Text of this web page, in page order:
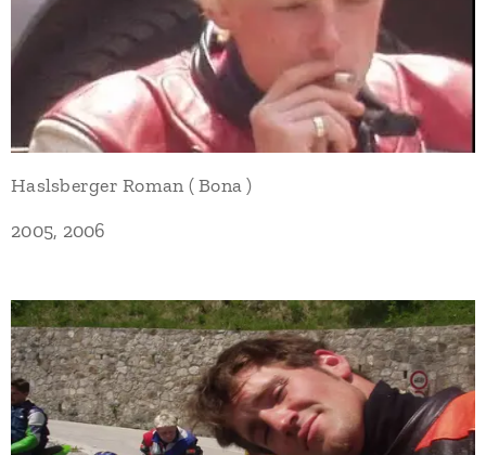
Haslsberger Roman ( Bona )
2005, 2006